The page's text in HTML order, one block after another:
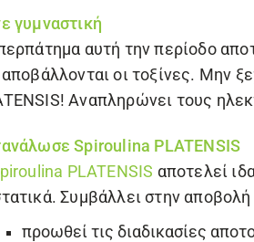
γυμναστική
αυτή την περίοδο
αποβάλλονται οι τοξίνες. Μην
! Αναπληρώνει τους
Spiroulina PLATENSIS
PLATENSIS αποτελεί
Συμβάλλει στην
προωθεί τις διαδικασίες